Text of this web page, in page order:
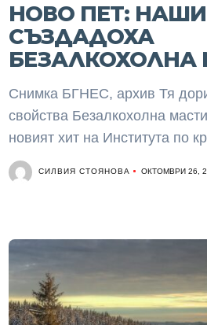
НОВО ПЕТ:
СЪЗДАДОХА
БЕЗАЛКОХОЛНА
Снимка БГНЕС, архив Тя
свойства Безалкохолна
новият хит на Института по
СИЛВИЯ СТОЯНОВА ОКТОМВРИ 26,